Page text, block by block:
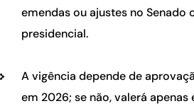
emendas ou ajustes no Senado
presidencial.
A vigência depende de
em 2026; se não, valerá apenas